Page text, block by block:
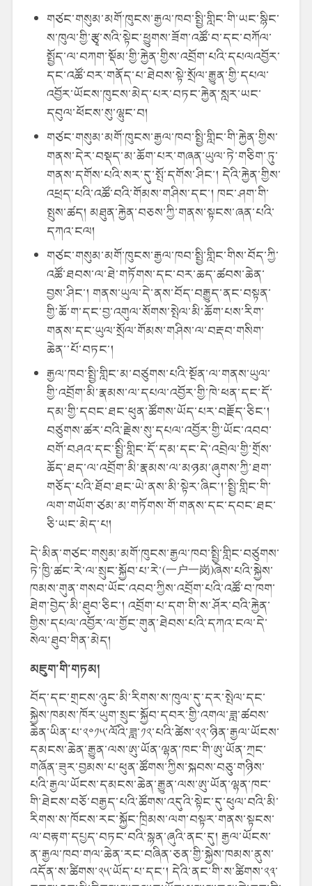
གཙང་གསུམ་མགོ་ཁུངས་རྒྱལ་ཁབ་སྤྱི་གླིང་གི་ཡང་སྙིང་
ས་ཁུལ་གྱི་རྩྭ་སའི་སྟེང་ཕྱུགས་ཟོག་འཚོ་བ་དང་བཀོལ་
སྤྱོད་ལ་བཀག་སྡོམ་གྱི་རྐྱེན་གྱིས་འབྲོག་པའི་དཔལའབྱོར་
དང་འཚོ་བར་གནོད་པ་ཐེབས་སྟེ་སྲོལ་རྒྱུན་གྱི་དཔལ་
འབྱོར་ཡོངས་ཁུངས་མེད་པར་བཏང་རྐྱེན་སླར་ཡང་
དབུལ་ཕོངས་སུ་ལྷུང་བ།
གཙང་གསུམ་མགོ་ཁུངས་རྒྱལ་ཁབ་སྤྱི་གླིང་གི་རྐྱེན་གྱིས་
གནས་དེར་བསྡད་མ་ཆོག་པར་གཞན་ཡུལ་ཏེ་གཅིག་ཏུ་
གནས་དགོས་པའི་སར་དུ་སྤོ་དགོས་ཤིང་། དེའི་རྐྱེན་གྱིས་
འཕྲད་པའི་འཚོ་བའི་གོམས་གཤིས་དང་། ཁང་ཤག་གི་
སྤུས་ཚད། མཐུན་རྐྱེན་བཅས་ཀྱི་གནས་སྟངས་ཞན་པའི་
དཀའ་ངལ།
གཙང་གསུམ་མགོ་ཁུངས་རྒྱལ་ཁབ་སྤྱི་གླིང་གིས་བོད་ཀྱི་
འཚོ་ཐབས་ལ་ཐེ་གཏོགས་དང་བར་ཆད་ཚབས་ཆེན་
བྱས་ཤིང་། གནས་ཡུལ་དེ་ནས་བོད་བརྒྱུད་ནང་བསྟན་
གྱི་ཆོ་ག་དང་བྱ་འགུལ་སོགས་སྤེལ་མི་ཆོག་པས་རིག་
གནས་དང་ཡུལ་སྲོལ་གོམས་གཤིས་ལ་བརྡབ་གསིག་
ཆེན་་པོ་བཏང་།
རྒྱལ་ཁབ་སྤྱི་གླིང་མ་བཙུགས་པའི་སྔོན་ལ་གནས་ཡུལ་
གྱི་འབྲོག་མི་རྣམས་ལ་དཔལ་འབྱོར་གྱི་ཁེ་ཕན་དང་དོ་
དམ་གྱི་དབང་ཐང་ཕུན་ཚོགས་ཡོད་པར་བརྗོད་ཅིང་།
བཙུགས་ཚར་བའི་རྗེས་སུ་དཔལ་འབྱོར་གྱི་ཡོང་འབབ་
བགོ་བཤའ་དང་སྤྱིི་གླིང་དོ་དམ་དང་དེ་འབྲེལ་གྱི་གྲོས་
ཆོད་ཐད་ལ་འབྲོག་མི་རྣམས་ལ་མཉམ་ཞུགས་ཀྱི་ཐག་
གཅོད་པའི་ཐོབ་ཐང་ཡེ་ནས་མི་སྟེར་ཞིང་།་སྤྱི་གླིང་གི་
ལག་གཡོག་ཙམ་མ་གཏོགས་གོ་གནས་དང་དབང་ཐང་
ཅི་ཡང་མེད་པ།
དེ་མིན་གཙང་གསུམ་མགོ་ཁུངས་རྒྱལ་ཁབ་སྤྱི་གླིང་བཙུགས་
ཏེ་ཁྱི་ཚང་རེ་ལ་སྲུང་སྐྱོབ་པ་རེ་(一户一岗)ཞེས་པའི་སྐྱེས་
ཁམས་གུན་གསབ་ཡོང་འབབ་ཀྱིས་འབྲོག་པའི་འཚོ་བ་ཁག་
ཐེག་བྱེད་མི་ཐུབ་ཅིང་། འབྲོག་པ་དག་གི་ས་ཤོར་བའི་རྐྱེན་
གྱིས་དཔལ་འབྱོར་ལ་གྱོང་གུན་ཐེབས་པའི་དཀའ་ངལ་དེ་
སེལ་ཐུབ་གིན་མེད།
མཇུག་གི་གཏམ།
བོད་དང་གྲངས་ཉུང་མི་རིགས་ས་ཁུལ་དུ་དར་སྤེལ་དང་
སྐྱེས་ཁམས་ཁོར་ཡུག་སྲུང་སྐྱོབ་དབར་གྱི་འགལ་ཟླ་ཚབས་
ཆེན་ཡིན་པ་༢༠༡༥་ལོའི་ཟླ་༡༢་པའི་ཚེས་༢༢་ཉིན་རྒྱལ་ཡོངས་
དམངས་ཆེན་རྒྱུན་ལས་ཨུ་ཡོན་ལྷན་ཁང་གི་ཨུ་ཡོན་ཀྲང་
གཞོན་ཟུར་བྱམས་པ་ཕུན་ཚོགས་ཀྱིས་སྐབས་བཅུ་གཉིས་
པའི་རྒྱལ་ཡོངས་དམངས་ཆེན་རྒྱུན་ལས་ཨུ་ཡོན་ལྷན་ཁང་
གི་ཐེངས་བཅོ་བརྒྱད་པའི་ཚོགས་འདུའི་སྟེང་དུ་ཕུལ་བའི་མི་
རིགས་ས་ཁོངས་རང་སྐྱོང་ཁྲིམས་ལག་བསྟར་གནས་སྟངས་
ལ་བརྟག་དཔྱད་བཏང་བའི་སྙན་ཞུའི་ནང་དུ། རྒྱལ་ཡོངས་
ན་རྒྱལ་ཁབ་གལ་ཆེན་རང་བཞིན་ཅན་གྱི་སྐྱེས་ཁམས་ནུས་
འདོན་ས་ཚིགས་༢༥་ཡོད་པ་དང་། དེའི་ནང་གི་ས་ཚིགས་༢༣་